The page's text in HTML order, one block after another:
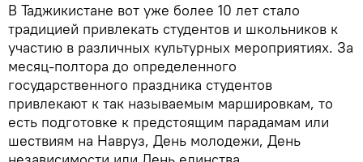
В Таджикистане вот уже более 10 лет стало
традицией привлекать студентов и школьников к
участию в различных культурных мероприятиях. За
месяц-полтора до определенного
государственного праздника студентов
привлекают к так называемым маршировкам, то
есть подготовке к предстоящим парадамам или
шествиям на Навруз, День молодежи, День